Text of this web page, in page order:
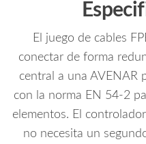
El juego de cables
conectar de forma
central a una AVENAR
con la norma EN 54-2
elementos. El
no necesita un